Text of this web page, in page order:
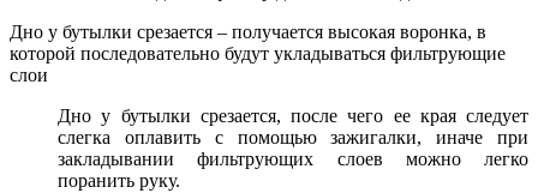
Дно у бутылки срезается – получается высокая воронка, в
которой последовательно будут укладываться фильтрующие
слои
Дно у бутылки срезается, после чего ее края следует
слегка оплавить с помощью зажигалки, иначе при
закладывании фильтрующих слоев можно легко
поранить руку.